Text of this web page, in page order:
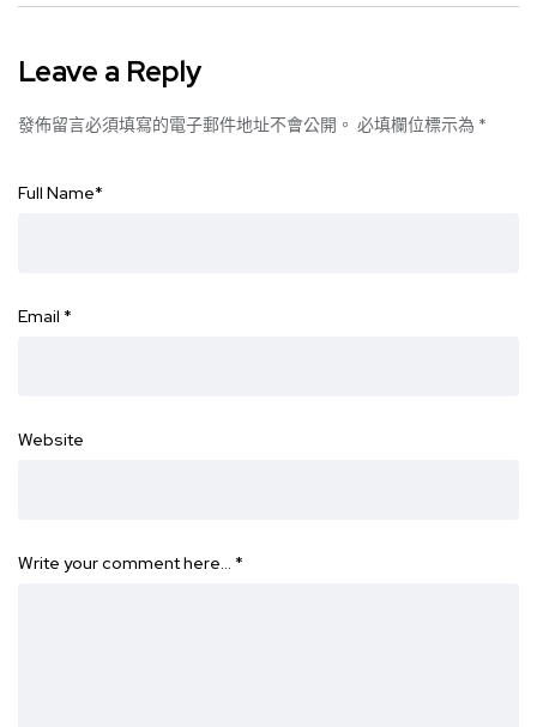
Leave a Reply
發佈留言必須填寫的電子郵件地址不會公開。 必填欄位標示為 *
Full Name*
Email *
Website
Write your comment here… *